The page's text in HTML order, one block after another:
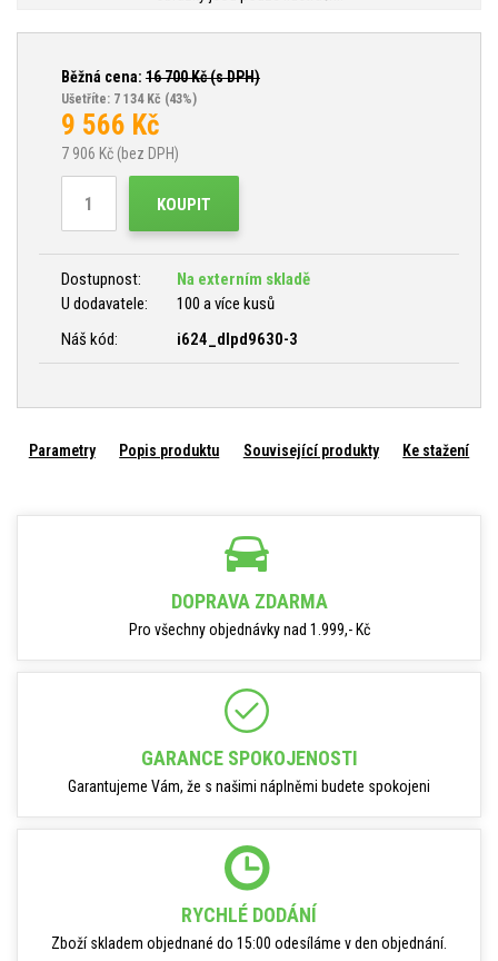
Běžná cena: 16 700Kč (s DPH)
Ušetříte: 7 134 Kč (43%)
9 566 Kč
7 906 Kč (bez DPH)
KOUPIT
Dostupnost:
Na externím skladě
U dodavatele:
100 a více kusů
Náš kód:
i624_dlpd9630-3
Parametry Popis produktu Související produkty Ke stažení
DOPRAVA ZDARMA
Pro všechny objednávky nad 1.999,- Kč
GARANCE SPOKOJENOSTI
Garantujeme Vám, že s našimi náplněmi budete spokojeni
RYCHLÉ DODÁNÍ
Zboží skladem objednané do 15:00 odesíláme v den objednání.